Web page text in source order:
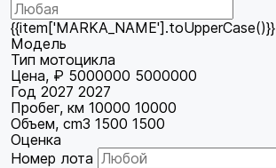
{{item['MARKA_NAME'].toUpperCase()}}
Модель
Тип мотоцикла
Цена, ₽ 5000000 5000000
Год 2027 2027
Пробег, км 10000 10000
Объем, cm3 1500 1500
Оценка
Номер лота